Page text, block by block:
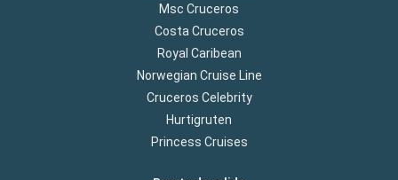
Msc Cruceros
Costa Cruceros
Royal Caribean
Norwegian Cruise Line
Cruceros Celebrity
Hurtigruten
Princess Cruises